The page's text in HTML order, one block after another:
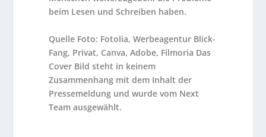
beim Lesen und Schreiben haben.
Quelle Foto: Fotolia, Werbeagentur Blick-
Fang, Privat, Canva, Adobe, Filmoria Das
Cover Bild steht in keinem
Zusammenhang mit dem Inhalt der
Pressemeldung und wurde vom Next
Team ausgewählt.